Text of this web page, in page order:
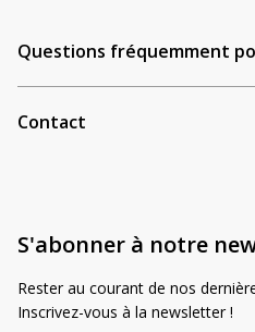
Questions fréquemment
Contact
S'abonner à notre
Rester au courant de nos
Inscrivez-vous à la newsletter !